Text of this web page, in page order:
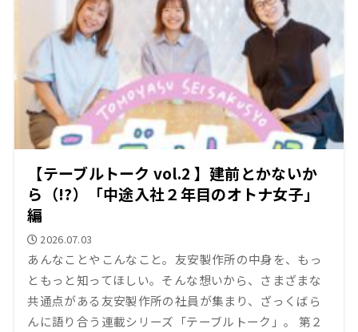
【テーブルトーク vol.2 】建前とかないか
ら（!?）「中途入社２年目のオトナ女子」
編
2026.07.03
あんなことやこんなこと。友安製作所の中身を、もっ
ともっと知ってほしい。そんな想いから、さまざまな
共通点がある友安製作所の社員が集まり、ざっくばら
んに語り合う連載シリーズ「テーブルトーク」。 第２